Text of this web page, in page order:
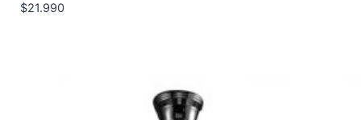
$21.990